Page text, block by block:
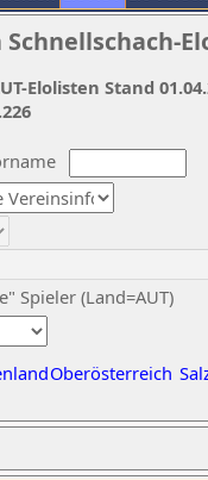
Spieler (Land=AUT)
Oberösterreich
Elolisten Stand